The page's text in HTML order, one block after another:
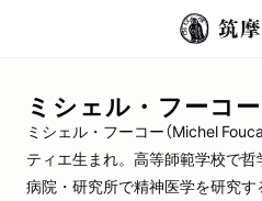
ミシェル・フーコー
ミシェル・フーコー（Michel
ティエ生まれ。高等師範学校で
病院・研究所で精神医学を研究